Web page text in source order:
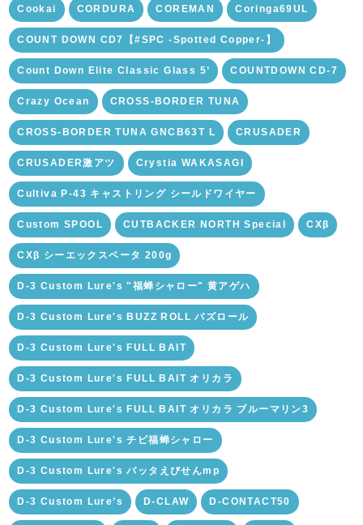
Cookai CORDURA COREMAN Coringa69UL
COUNT DOWN CD7【#SPC -Spotted Copper-】
Count Down Elite Classic Glass 5’ COUNTDOWN CD-7
Crazy Ocean CROSS-BORDER TUNA
CROSS-BORDER TUNA GNCB63T L CRUSADER
CRUSADER激アツ Crystia WAKASAGI
Cultiva P-43 キャストリング シールドワイヤー
Custom SPOOL CUTBACKER NORTH Special CXβ
CXβ シーエックスベータ 200g
D-3 Custom Lure's "福蝉シャロー" 黄アゲハ
D-3 Custom Lure's BUZZ ROLL バズロール
D-3 Custom Lure's FULL BAIT
D-3 Custom Lure's FULL BAIT オリカラ
D-3 Custom Lure's FULL BAIT オリカラ ブルーマリン3
D-3 Custom Lure's チビ福蝉シャロー
D-3 Custom Lure's バッタえびせんmp
D-3 Custom Lure’s D-CLAW D-CONTACT50